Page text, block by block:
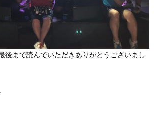
後まで読んでいただきありがとうございまし